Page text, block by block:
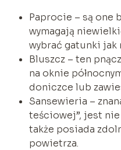
Paprocie – są one
wymagają
wybrać gatunki
Bluszcz – ten
na oknie
doniczce lub
Sansewieria –
teściowej”, jest nie
także posiada
powietrza.